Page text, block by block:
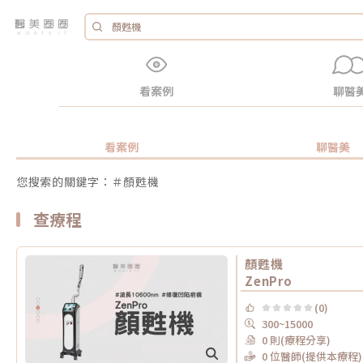
看案例 聊醫
看案例 聊醫美
您搜索的關鍵字：＃顏甦機
查療程
顏甦機
ZenPro
(0)
300~15000
0 則(療程分享)
0 位醫師(提供本療程)